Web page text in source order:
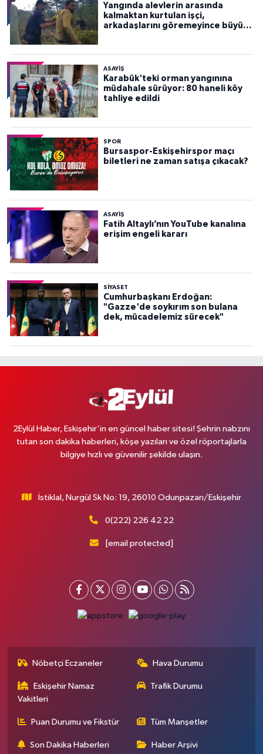
Yangında alevlerin arasında
kalmaktan kurtulan işçi,
arkadaşlarını göremeyince büyük
ASAYİŞ
Karabük'teki orman yangınına
müdahale sürüyor: 80 haneli köy
tahliye edildi
SPOR
Bursaspor-Eskişehirspor maçı
biletleri ne zaman satışa çıkacak?
ASAYİŞ
Fatih Altaylı’nın YouTube kanalına
erişim engeli kararı
SİYASET
Cumhurbaşkanı Erdoğan:
"Gazze'de soykırım son bulana
dek, mücadelemiz sürecek"
2Eylül Haber, Eskişehir’in en güncel haber sitesi! Şehrin nabzını
tutan son dakika haberleri, köşe yazıları ve özel röportajlarla
bilgiye hızlı ve güvenilir şekilde ulaşın.
İstiklal, Nurgül Sk No: 19, 26010 Odunpazarı/Eskişehir
0(222) 226 42 22
[email protected]
Nöbetçi Eczaneler Hava Durumu
Eskişehir Namaz
Vakitleri
Trafik Durumu
Puan Durumu ve Fikstür Tüm Manşetler
Son Dakika Haberleri Haber Arşivi